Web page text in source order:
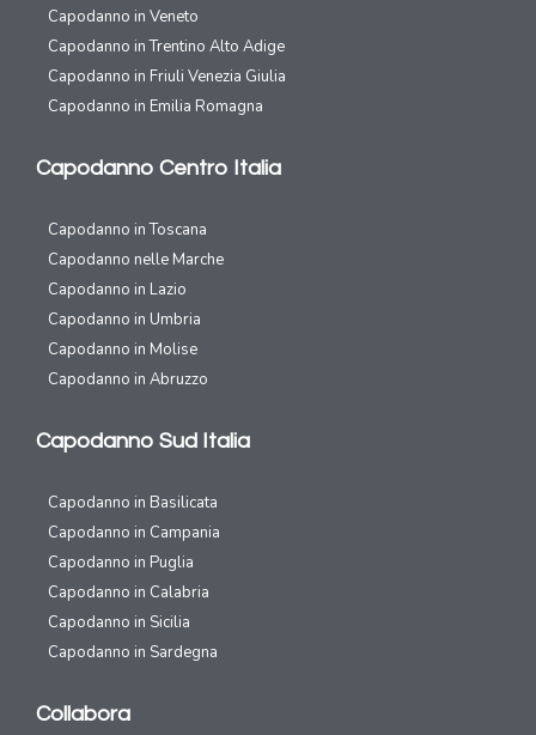
Capodanno in Veneto
Capodanno in Trentino Alto Adige
Capodanno in Friuli Venezia Giulia
Capodanno in Emilia Romagna
Capodanno Centro Italia
Capodanno in Toscana
Capodanno nelle Marche
Capodanno in Lazio
Capodanno in Umbria
Capodanno in Molise
Capodanno in Abruzzo
Capodanno Sud Italia
Capodanno in Basilicata
Capodanno in Campania
Capodanno in Puglia
Capodanno in Calabria
Capodanno in Sicilia
Capodanno in Sardegna
Collabora